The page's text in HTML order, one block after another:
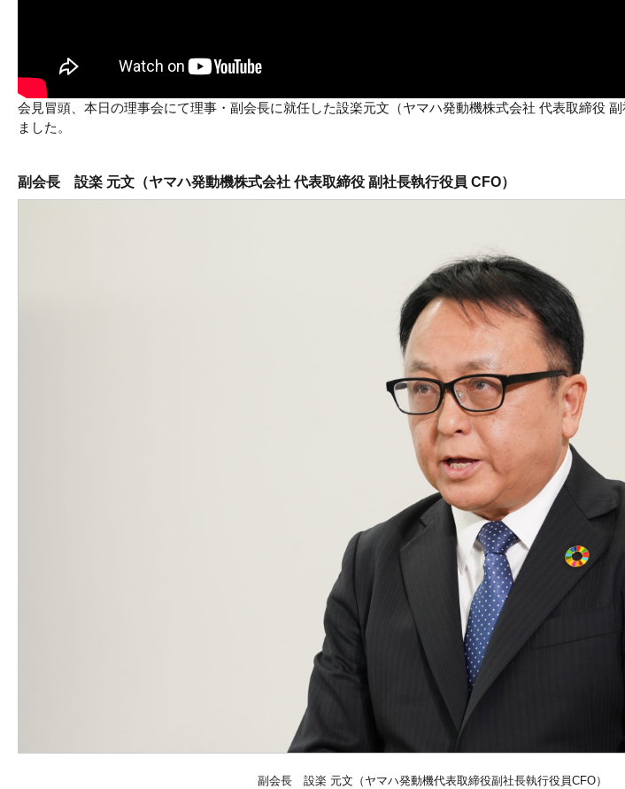
会見冒頭、本日の理事会にて理事・副会長に就任した設楽元文（ヤマハ発動機株式会社 代表取締役
ました。
副会長 設楽 元文（ヤマハ発動機株式会社 代表取締役 副社長執行役員 CFO）
副会長 設楽 元文（ヤマハ発動機代表取締役副社長執行役員CFO）